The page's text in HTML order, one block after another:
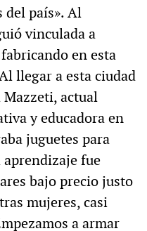
del país». Al
vinculada a
en esta
llegar a esta ciudad
actual
y educadora en
juguetes para
aprendizaje fue
bajo precio justo
mujeres, casi
a armar